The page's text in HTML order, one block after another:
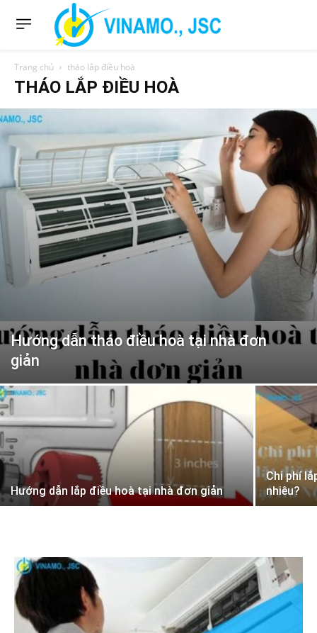
Trang chủ tháo lắp điều hoà
THÁO LẮP ĐIỀU HOÀ
Hướng dẫn tháo điều hoà tại nhà đơn
giản
Hướng dẫn lắp điều hoà tại nhà đơn giản
Chi phí
nhiêu?